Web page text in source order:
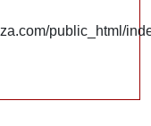
public_html/